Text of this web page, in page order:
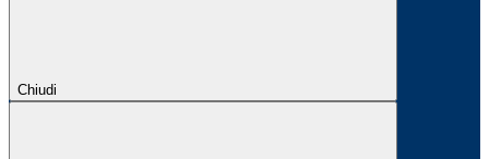
Chiudi